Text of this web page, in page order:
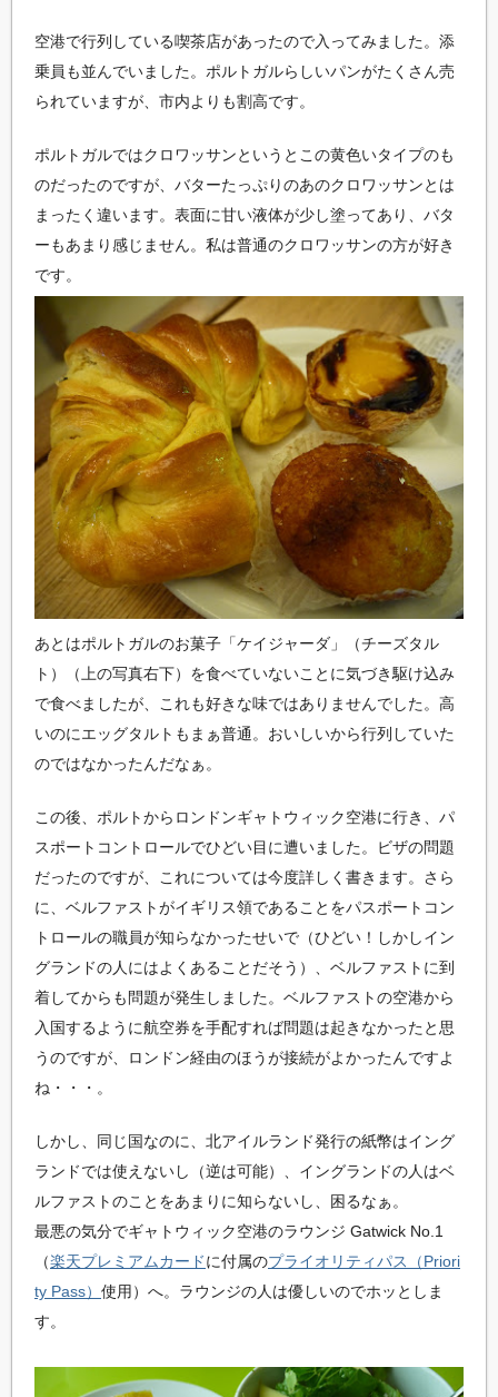
空港で行列している喫茶店があったので入ってみました。添
乗員も並んでいました。ポルトガルらしいパンがたくさん売
られていますが、 市内よりも割高です。
ポルトガルではクロワッサンというとこの黄色いタイプのも
のだったのですが、バターたっぷりのあのクロワッサンとは
まったく違います。表面に甘い液体が少し塗ってあり、バタ
ーもあまり感じません。私は普通のクロワッサンの方が好き
です。
あとはポルトガルのお菓子「ケイジャーダ」（チーズタル
ト）（上の写真右下）を食べていないことに気づき駆け込み
で食べましたが、これも好きな味ではありませんでした。高
いのにエッグタルトもまぁ普通。おいしいから行列していた
のではなかったんだなぁ。
この後、ポルトからロンドンギャトウィック空港に行き、パ
スポートコントロールでひどい目に遭いました。ビザの問題
だったのですが、これについては今度詳しく書きます。さら
に、ベルファストがイギリス領であることをパスポートコン
トロールの職員が知らなかったせいで（ひどい！しかしイン
グランドの人にはよくあることだそう）、ベルファストに到
着してからも問題が発生しました。ベルファストの空港から
入国するように航空券を手配すれば問題は起きなかったと思
うのですが、ロンドン経由のほうが接続がよかったんですよ
ね・・・。
しかし、同じ国なのに、北アイルランド発行の紙幣はイング
ランドでは使えないし（逆は可能）、イングランドの人はベ
ルファストのことをあまりに知らないし、困るなぁ。
最悪の気分でギャトウィック空港のラウンジ Gatwick No.1
（楽天プレミアムカードに付属のプライオリティパス（Priori
ty Pass） 使用）へ。ラウンジの人は優しいのでホッとしま
す。